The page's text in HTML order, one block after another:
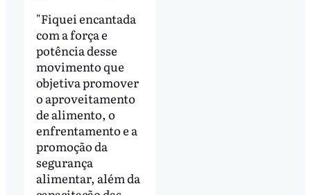
"Fiquei encantada
com a força e
potência desse
movimento que
objetiva promover
o aproveitamento
de alimento, o
enfrentamento e a
promoção da
segurança
alimentar, além da